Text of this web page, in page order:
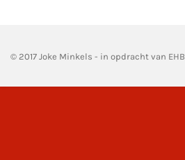
© 2017 Joke Minkels - in opdracht van